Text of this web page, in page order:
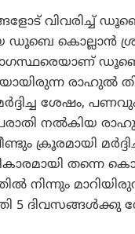
വിവരിച്ച്
കൊല്ലാൻ
ശേഷം,
നൽകിയ
ക്രൂരമായി
തന്നെ
നിന്നും
ദിവസങ്ങൾക്കു